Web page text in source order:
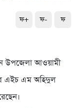
ফ+ ফ- ফ
উপজেলা আওয়ামী
এইচ এম অহিদুল